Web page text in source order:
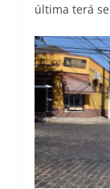
última terá